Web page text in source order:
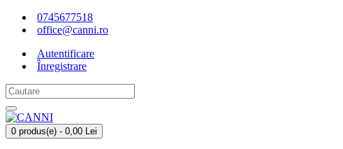
0745677518
office@canni.ro
Autentificare
Înregistrare
0 produs(e) - 0,00 Lei